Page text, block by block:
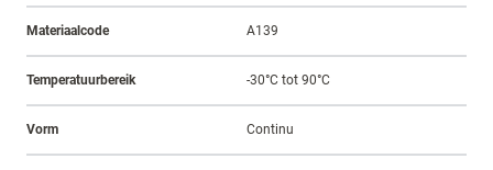
Materiaalcode A139
Temperatuurbereik -30°C tot 90°C
Vorm Continu